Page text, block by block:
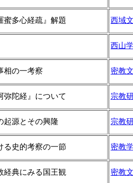
蜜多心経疏』解題 西域
西山
相の一考察 密教
弥陀経』について 宗教
起源とその興隆 宗教
る史的考察の一節 密教
経典にみる国王観 密教